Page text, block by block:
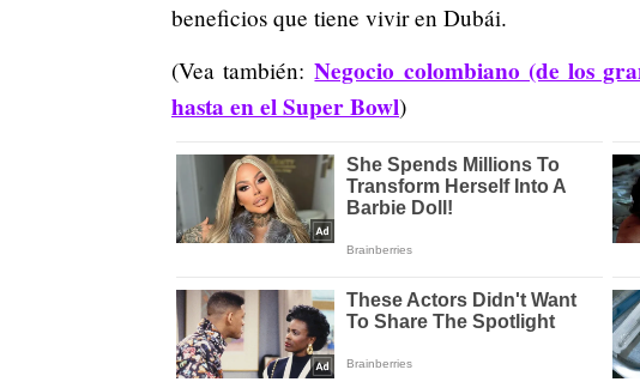
beneficios que tiene vivir en Dubái.
(Vea también:Negocio colombiano (de los
hasta en el Super Bowl)